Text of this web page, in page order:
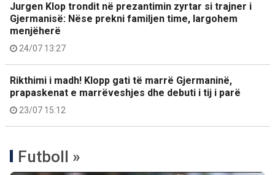
Jurgen Klop trondit në prezantimin zyrtar si trajner i
Gjermanisë: Nëse prekni familjen time, largohem
menjëherë
24/07 13:27
Rikthimi i madh! Klopp gati të marrë Gjermaninë,
prapaskenat e marrëveshjes dhe debuti i tij i parë
23/07 15:12
Futboll »